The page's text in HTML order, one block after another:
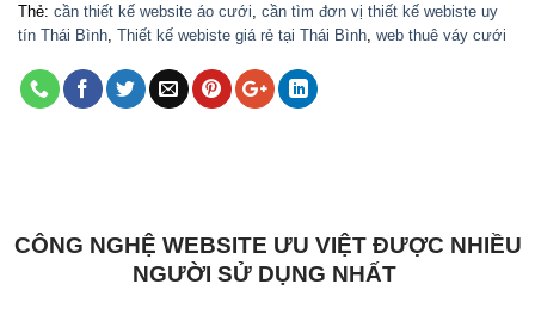
Thẻ: cần thiết kế website áo cưới cần tìm đơn vị thiết kế webiste uy
tín Thái Bình Thiết kế webiste giá rẻ tại Thái Bình web thuê váy cưới
CÔNG NGHỆ WEBSITE ƯU VIỆT ĐƯỢC NHIỀU
NGƯỜI SỬ DỤNG NHẤT